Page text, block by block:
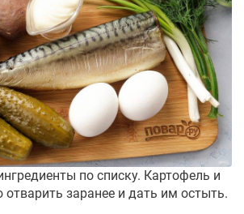
по списку. Картофель и
заранее и дать им остыть.